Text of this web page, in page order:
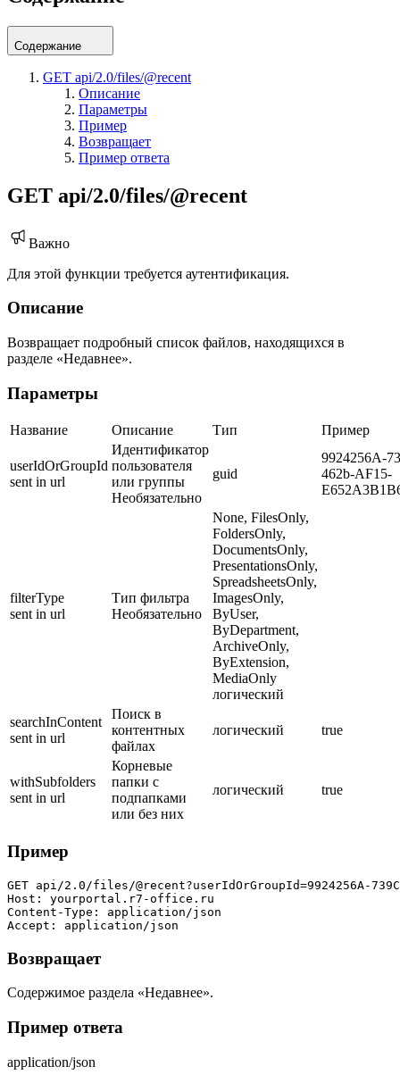
Содержание
GET api/2.0/files/@recent
Описание
Параметры
Пример
Возвращает
Пример ответа
GET api/2.0/files/@recent
Важно
Для этой функции требуется аутентификация.
Описание
Возвращает подробный список файлов, находящихся в
разделе «Недавнее».
Параметры
Название Описание Тип Пример
userIdOrGroupId
sent in url
Идентификатор
пользователя
или группы
Необязательно
guid
9924256A-
462b-AF15-
filterType
sent in url
Тип фильтра
Необязательно
None, FilesOnly,
FoldersOnly,
DocumentsOnly,
PresentationsOnly,
SpreadsheetsOnly,
ImagesOnly,
ByUser,
ByDepartment,
ArchiveOnly,
ByExtension,
MediaOnly
логический
searchInContent
sent in url
Поиск в
контентных
файлах
логический true
withSubfolders
sent in url
Корневые
папки с
подпапками
или без них
логический true
Пример
GET api/2.0/files/@recent?userIdOrGroupId=9924256A-
Host: yourportal.r7-office.ru
Content-Type: application/json
Accept: application/json
Возвращает
Содержимое раздела «Недавнее».
Пример ответа
application/json